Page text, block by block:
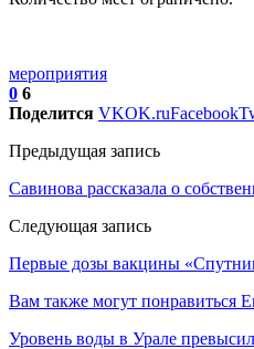
мероприятия
0 6
Поделится VKOK.ruFacebook
Предыдущая запись
Савинова рассказала о
Следующая запись
Первые дозы вакцины
Вам также могут понравиться
Уровень воды в Урале